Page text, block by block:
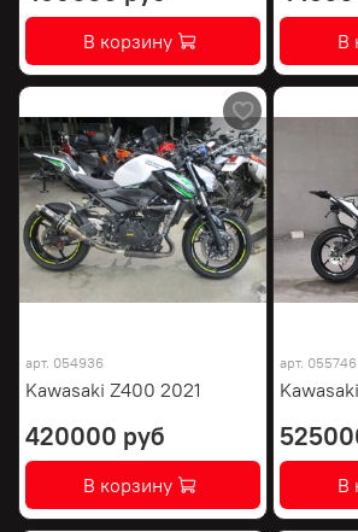
В корзину В
арт. 054936
Kawasaki Z400 2021
420000 руб
В корзину
арт. 055746
В